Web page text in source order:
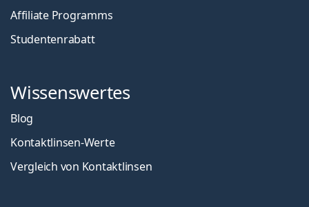
Affiliate Programms
Studentenrabatt
Wissenswertes
Blog
Kontaktlinsen-Werte
Vergleich von Kontaktlinsen